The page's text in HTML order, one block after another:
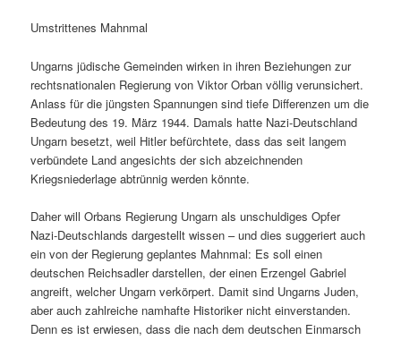
Umstrittenes Mahnmal
Ungarns jüdische Gemeinden wirken in ihren Beziehungen zur
rechtsnationalen Regierung von Viktor Orban völlig verunsichert.
Anlass für die jüngsten Spannungen sind tiefe Differenzen um die
Bedeutung des 19. März 1944. Damals hatte Nazi-Deutschland
Ungarn besetzt, weil Hitler befürchtete, dass das seit langem
verbündete Land angesichts der sich abzeichnenden
Kriegsniederlage abtrünnig werden könnte.
Daher will Orbans Regierung Ungarn als unschuldiges Opfer
Nazi-Deutschlands dargestellt wissen – und dies suggeriert auch
ein von der Regierung geplantes Mahnmal: Es soll einen
deutschen Reichsadler darstellen, der einen Erzengel Gabriel
angreift, welcher Ungarn verkörpert. Damit sind Ungarns Juden,
aber auch zahlreiche namhafte Historiker nicht einverstanden.
Denn es ist erwiesen, dass die nach dem deutschen Einmarsch